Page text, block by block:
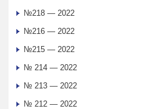
№218 — 2022
№216 — 2022
№215 — 2022
№ 214 — 2022
№ 213 — 2022
№ 212 — 2022